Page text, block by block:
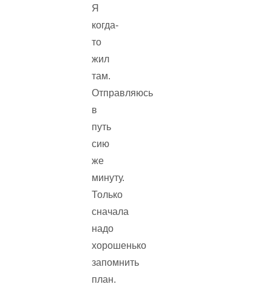
Я
когда-
то
жил
там.
Отправляюсь
в
путь
сию
же
минуту.
Только
сначала
надо
хорошенько
запомнить
план.